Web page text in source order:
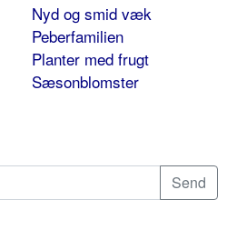
Nyd og smid væk
Peberfamilien
Planter med frugt
Sæsonblomster